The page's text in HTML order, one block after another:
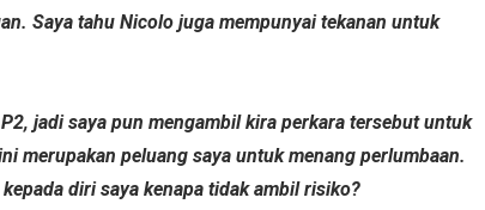
Saya tahu Nicolo juga mempunyai tekanan untuk
jadi saya pun mengambil kira perkara tersebut untuk
merupakan peluang saya untuk menang perlumbaan.
diri saya kenapa tidak ambil risiko?